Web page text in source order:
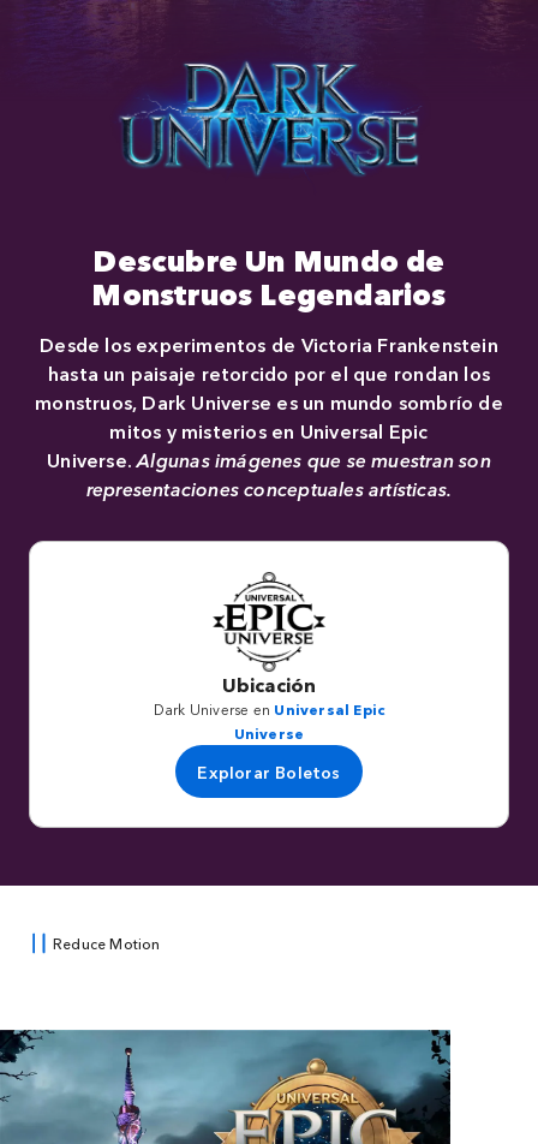
Descubre Un Mundo de
Monstruos Legendarios
Desde los experimentos de Victoria Frankenstein
hasta un paisaje retorcido por el que rondan los
monstruos, Dark Universe es un mundo sombrío de
mitos y misterios en Universal Epic
Universe.Algunas imágenes que se muestran son
representaciones conceptuales artísticas.
Ubicación
Dark Universe en Universal Epic
Universe
Explorar Boletos
Reduce Motion